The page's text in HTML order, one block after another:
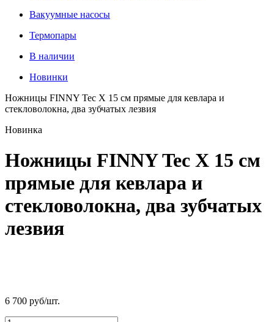
Вакуумные насосы
Термопары
В наличии
Новинки
Ножницы FINNY Tec X 15 см прямые для кевлара и
стекловолокна, два зубчатых лезвия
Новинка
Ножницы FINNY Tec X 15 см
прямые для кевлара и
стекловолокна, два зубчатых
лезвия
6 700 руб/шт.